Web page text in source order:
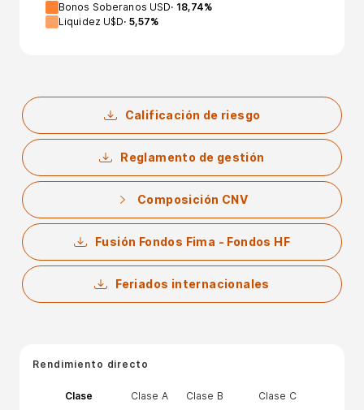
Bonos Soberanos USD· 18,74%
Liquidez U$D· 5,57%
Calificación de riesgo
Reglamento de gestión
Composición CNV
Fusión Fondos Fima - Fondos HF
Feriados internacionales
Rendimiento directo
Clase Clase A Clase B Clase C